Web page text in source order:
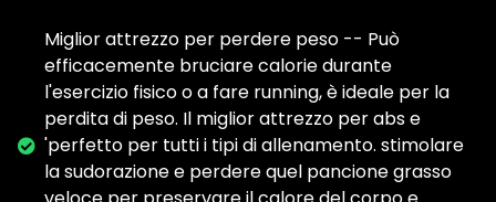
Miglior attrezzo per perdere peso -- Può
efficacemente bruciare calorie durante
l'esercizio fisico o a fare running, è ideale per la
perdita di peso. Il miglior attrezzo per abs e
'perfetto per tutti i tipi di allenamento. stimolare
la sudorazione e perdere quel pancione grasso